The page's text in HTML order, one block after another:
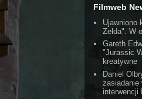
Filmweb
Ujawniono
Zelda". W
Gareth
"Jurassic
kreatywne
Daniel
zasiadanie
interwencji